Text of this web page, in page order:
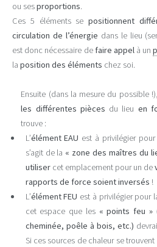
ou sesproportions.
Ces 5 éléments sepositionnent
circulation de l’énergie dans le lieu
est donc nécessaire de faire appelà un
la position des éléments chez soi.
Ensuite (dans la mesure du possible
les différentes pièces du lieu en
trouve :
L’élément EAU est à privilégier
s’agit de la « zone des maîtres du
utilisercet emplacement pour un de
rapports de force soient inversés !
L’élément FEU est à privilégier pour
cet espace que les « points feu »
cheminée, poêle à bois, etc.)
Si ces sources de chaleur se trouvent